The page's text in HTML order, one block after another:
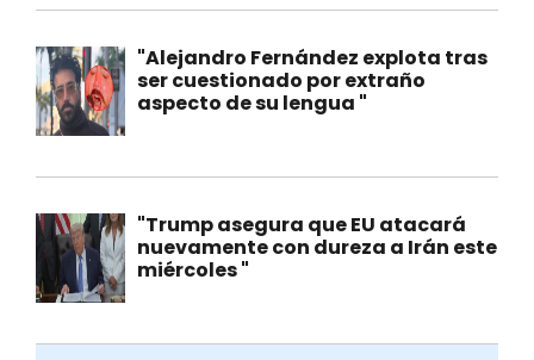
"Alejandro Fernández explota tras
ser cuestionado por extraño
aspecto de su lengua "
"Trump asegura que EU atacará
nuevamente con dureza a Irán este
miércoles "